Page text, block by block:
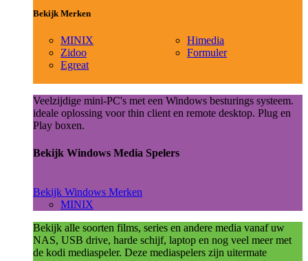
Bekijk Merken
MINIX
Zidoo
Egreat
Himedia
Formuler
Veelzijdige mini-PC's met een Windows besturings systeem.
ideale oplossing voor thin client en remote desktop. Plug en
Play boxen.
Bekijk Windows Media Spelers
Bekijk Windows Merken
MINIX
Bekijk alle soorten films, series en andere media vanaf uw
NAS, USB drive, harde schijf, laptop en nog veel meer met
de kodi mediaspeler. Deze mediaspelers zijn uitermate